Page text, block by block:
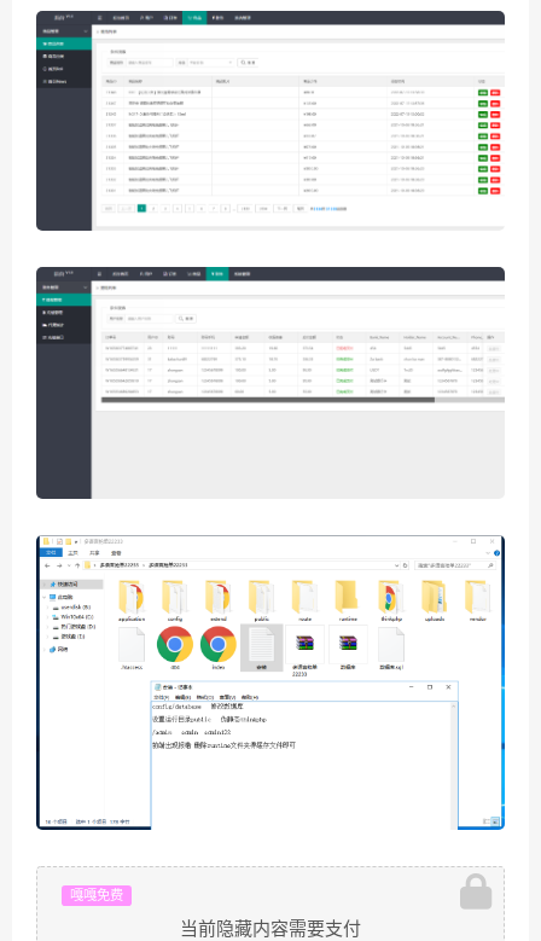
嘎嘎免费
当前隐藏内容需要支付